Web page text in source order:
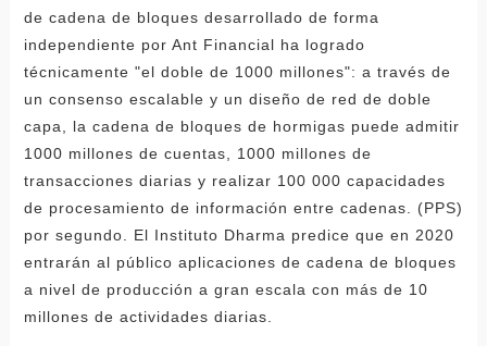
de cadena de bloques desarrollado de forma
independiente por Ant Financial ha logrado
técnicamente "el doble de 1000 millones": a través de
un consenso escalable y un diseño de red de doble
capa, la cadena de bloques de hormigas puede admitir
1000 millones de cuentas, 1000 millones de
transacciones diarias y realizar 100 000 capacidades
de procesamiento de información entre cadenas. (PPS)
por segundo. El Instituto Dharma predice que en 2020
entrarán al público aplicaciones de cadena de bloques
a nivel de producción a gran escala con más de 10
millones de actividades diarias.